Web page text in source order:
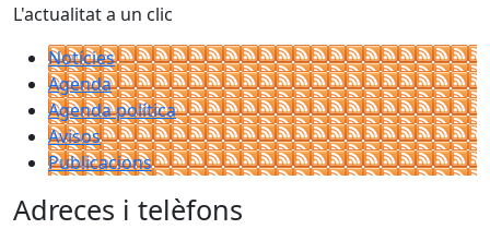
L'actualitat a un clic
Notícies
Agenda
Agenda política
Avisos
Publicacions
Adreces i telèfons